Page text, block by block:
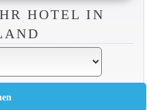
HOTEL IN